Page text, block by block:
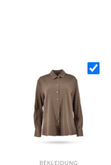
BEKLEIDUNG